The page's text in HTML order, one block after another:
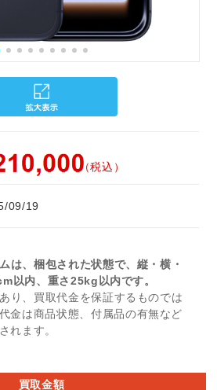
（税込）
09/19
は、梱包された状態で、縦・横・
以内、重さ25kg以内です。
り、買取代金を保証するものでは
金は商品状態、付属品の有無など
れます。
買取金額